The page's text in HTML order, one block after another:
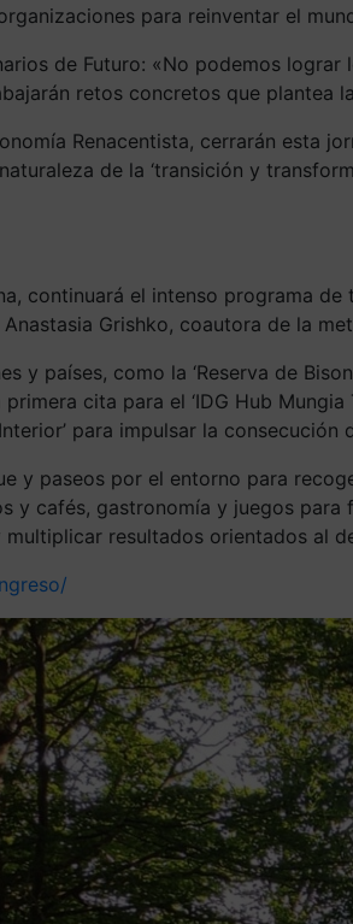
para reinventar el
de Futuro: «No podemos
retos concretos que plantea
Renacentista, cerrarán esta
de la ‘transición y
continuará el intenso programa
Grishko, coautora de la
y países, como la ‘Reserva de
cita para el ‘IDG Hub
para impulsar la consecución
y paseos por el entorno para
y cafés, gastronomía y juegos
multiplicar resultados orientados al